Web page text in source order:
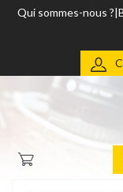
Qui sommes-nous ?